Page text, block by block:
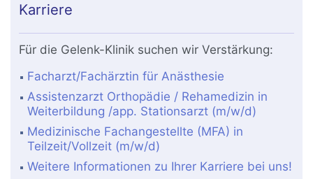
Karriere
Für die Gelenk-Klinik suchen wir Verstärkung:
Facharzt/Fachärztin für Anästhesie
Assistenzarzt Orthopädie / Rehamedizin in
Weiterbildung /app. Stationsarzt (m/w/d)
Medizinische Fachangestellte (MFA) in
Teilzeit/Vollzeit (m/w/d)
Weitere Informationen zu Ihrer Karriere bei uns!